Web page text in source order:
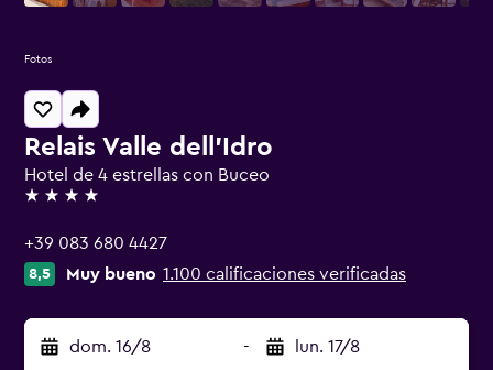
Relais Valle dell'Idro
Hotel de 4 estrellas con Buceo
4 estrellas
+39 083 680 4427
8,5 Muy bueno 1.100 calificaciones verificadas
dom. 16/8 - lun. 17/8
Fotos